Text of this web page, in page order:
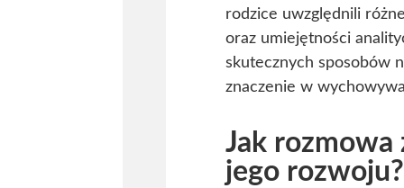
rodzice uwzględnili
oraz umiejętności
skutecznych sposobów
znaczenie w
Jak rozmowa
jego rozwoju?